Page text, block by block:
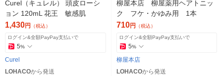
Curel（キュレル） 頭皮ローシ
ョン 120mL 花王 敏感肌
1,430円 （税込）
ログイン&全額PayPay支払いで
5%
Curel
LOHACOから発送
柳屋本店 柳屋薬用ヘアトニッ
ク フケ・かゆみ用 1本
710円 （税込）
ログイン&全額PayPay支払いで
5%
柳屋本店
LOHACOから発送